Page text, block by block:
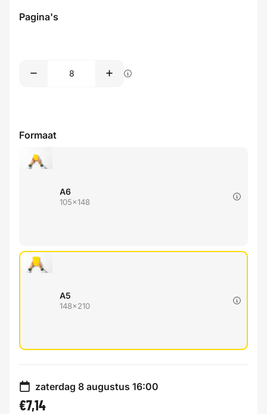
Pagina's
Formaat
A6
105x148
A5
148x210
zaterdag 8 augustus 16:00
€7,14